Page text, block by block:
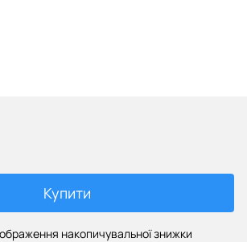
Купити
накопичувальної знижки